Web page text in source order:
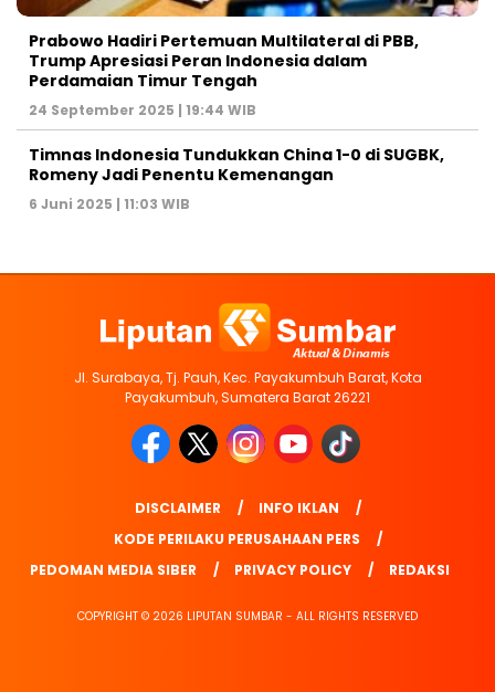
Prabowo Hadiri Pertemuan Multilateral di PBB,
Trump Apresiasi Peran Indonesia dalam
Perdamaian Timur Tengah
24 September 2025 | 19:44 WIB
Timnas Indonesia Tundukkan China 1-0 di SUGBK,
Romeny Jadi Penentu Kemenangan
6 Juni 2025 | 11:03 WIB
Jl. Surabaya, Tj. Pauh, Kec. Payakumbuh Barat, Kota
Payakumbuh, Sumatera Barat 26221
DISCLAIMER
INFO IKLAN
KODE PERILAKU PERUSAHAAN PERS
PEDOMAN MEDIA SIBER
PRIVACY POLICY REDAKSI
COPYRIGHT © 2026 LIPUTAN SUMBAR - ALL RIGHTS RESERVED